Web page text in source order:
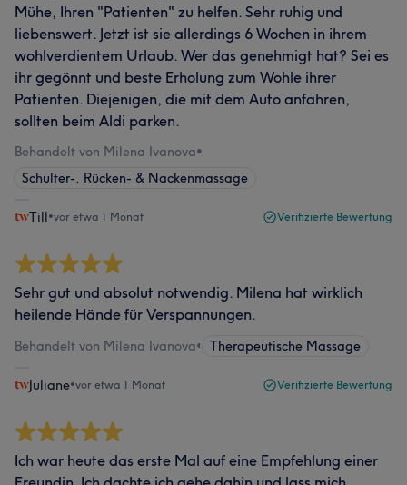
Mühe, Ihren "Patienten" zu helfen. Sehr ruhig und
liebenswert. Jetzt ist sie allerdings 6 Wochen in ihrem
wohlverdientem Urlaub. Wer das genehmigt hat? Sei es
ihr gegönnt und beste Erholung zum Wohle ihrer
Patienten. Diejenigen, die mit dem Auto anfahren,
sollten beim Aldi parken.
Behandelt von Milena Ivanova•
Schulter-, Rücken- & Nackenmassage
Till•vor etwa 1 Monat Verifizierte Bewertung
Sehr gut und absolut notwendig. Milena hat wirklich
heilende Hände für Verspannungen.
Behandelt von Milena Ivanova• Therapeutische Massage
Juliane•vor etwa 1 Monat Verifizierte Bewertung
Ich war heute das erste Mal auf eine Empfehlung einer